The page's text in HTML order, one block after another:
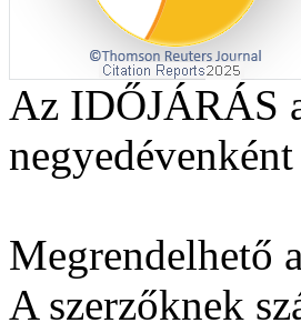
Az IDŐJÁRÁS
Megrendelhető a
A szerzőknek